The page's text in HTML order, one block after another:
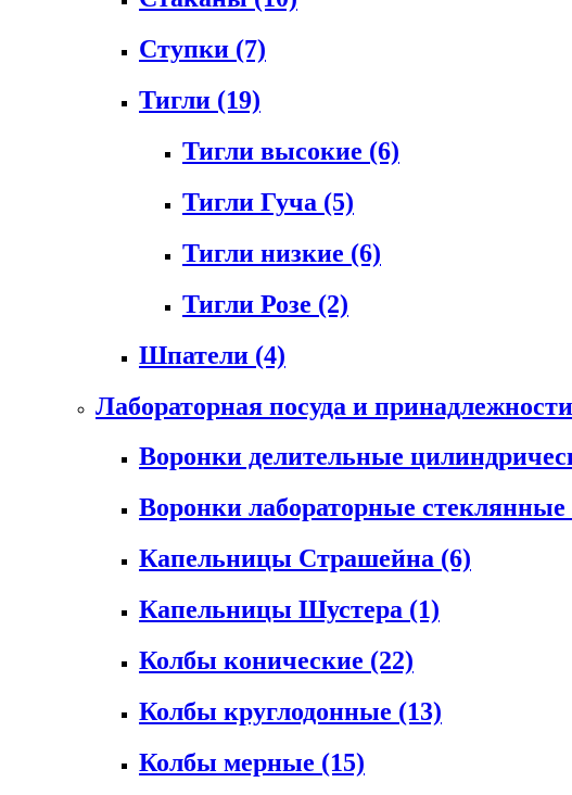
Ступки (7)
Тигли (19)
Тигли высокие (6)
Тигли Гуча (5)
Тигли низкие (6)
Тигли Розе (2)
Шпатели (4)
Лабораторная посуда и
Воронки делительные
Воронки лабораторные стеклянные
Капельницы Страшейна (6)
Капельницы Шустера (1)
Колбы конические (22)
Колбы круглодонные (13)
Колбы мерные (15)